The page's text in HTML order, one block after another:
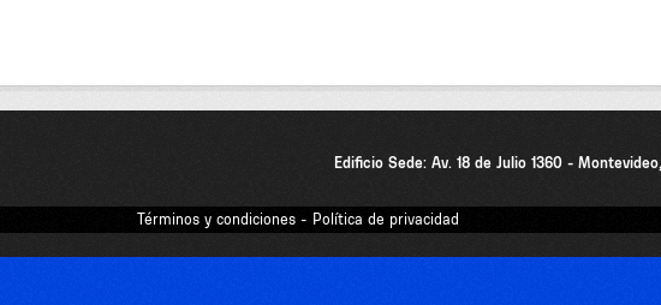
Edificio Sede: Av. 18 de Julio 1360 -
Términos y condiciones - Política de privacidad